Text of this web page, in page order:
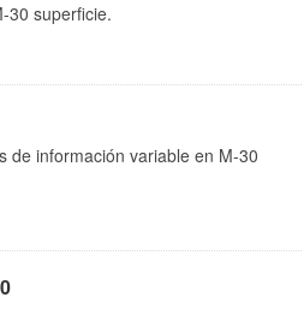
30 superficie.
de información variable en M-30